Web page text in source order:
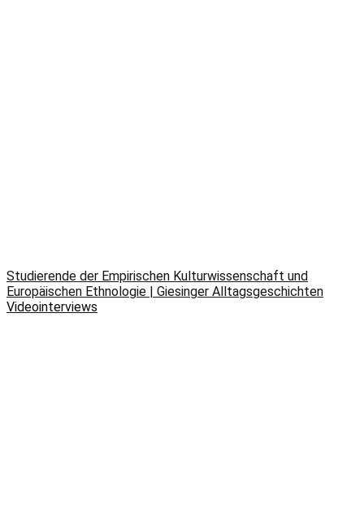
Studierende der Empirischen Kulturwissenschaft und
Europäischen Ethnologie | Giesinger Alltagsgeschichten
Videointerviews